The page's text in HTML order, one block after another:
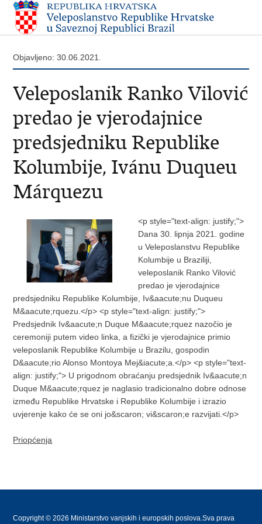
Objavljeno: 30.06.2021.
Veleposlanik Ranko Vilović
predao je vjerodajnice
predsjedniku Republike
Kolumbije, Ivánu Duqueu
Márquezu
<p style="text-align: justify;">
Dana 30. lipnja 2021. godine
u Veleposlanstvu Republike
Kolumbije u Braziliji,
veleposlanik Ranko Vilović
predao je vjerodajnice
predsjedniku Republike Kolumbije, Iv&aacute;nu Duqueu
M&aacute;rquezu.</p> <p style="text-align: justify;">
Predsjednik Iv&aacute;n Duque M&aacute;rquez nazočio je
ceremoniji putem video linka, a fizički je vjerodajnice primio
veleposlanik Republike Kolumbije u Brazilu, gospodin
D&aacute;rio Alonso Montoya Mej&iacute;a.</p> <p style="text-
align: justify;"> U prigodnom obraćanju predsjednik Iv&aacute;n
Duque M&aacute;rquez je naglasio tradicionalno dobre odnose
između Republike Hrvatske i Republike Kolumbije i izrazio
uvjerenje kako će se oni jo&scaron; vi&scaron;e razvijati.</p>
Priopćenja
Copyright © 2026 Ministarstvo vanjskih i europskih poslova.Sva prava